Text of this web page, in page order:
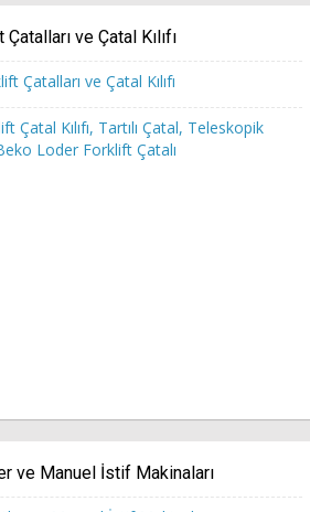
ve Çatal Kılıfı
Çatal Kılıfı, Tartılı Çatal, Teleskopik
Loder Forklift Çatalı
ve Manuel İstif Makinaları